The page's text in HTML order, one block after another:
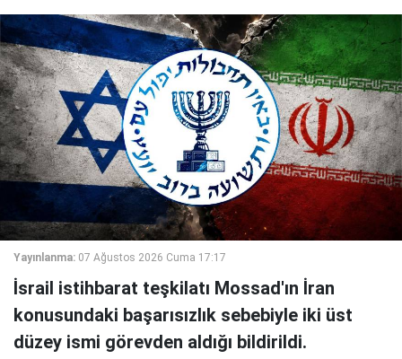
Yayınlanma: 07 Ağustos 2026 Cuma 17:17
İsrail istihbarat teşkilatı Mossad'ın İran
konusundaki başarısızlık sebebiyle iki üst
düzey ismi görevden aldığı bildirildi.